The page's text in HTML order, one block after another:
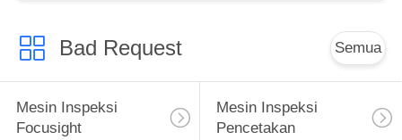
Bad Request Semua
Mesin Inspeksi
Focusight
Mesin Inspeksi
Pencetakan